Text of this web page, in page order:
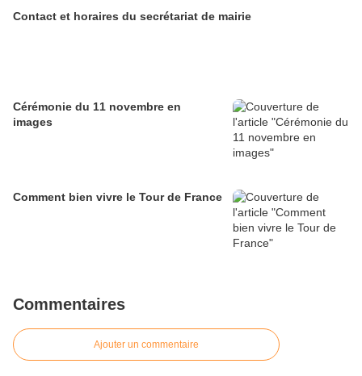
Contact et horaires du secrétariat de mairie
Cérémonie du 11 novembre en
images
Comment bien vivre le Tour de France
Commentaires
Ajouter un commentaire